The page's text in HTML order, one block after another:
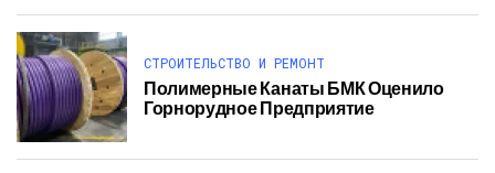
СТРОИТЕЛЬСТВО И РЕМОНТ
Полимерные Канаты БМК Оценило
Горнорудное Предприятие